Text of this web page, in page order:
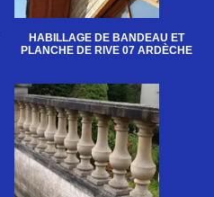
HABILLAGE DE BANDEAU ET
PLANCHE DE RIVE 07 ARDÈCHE